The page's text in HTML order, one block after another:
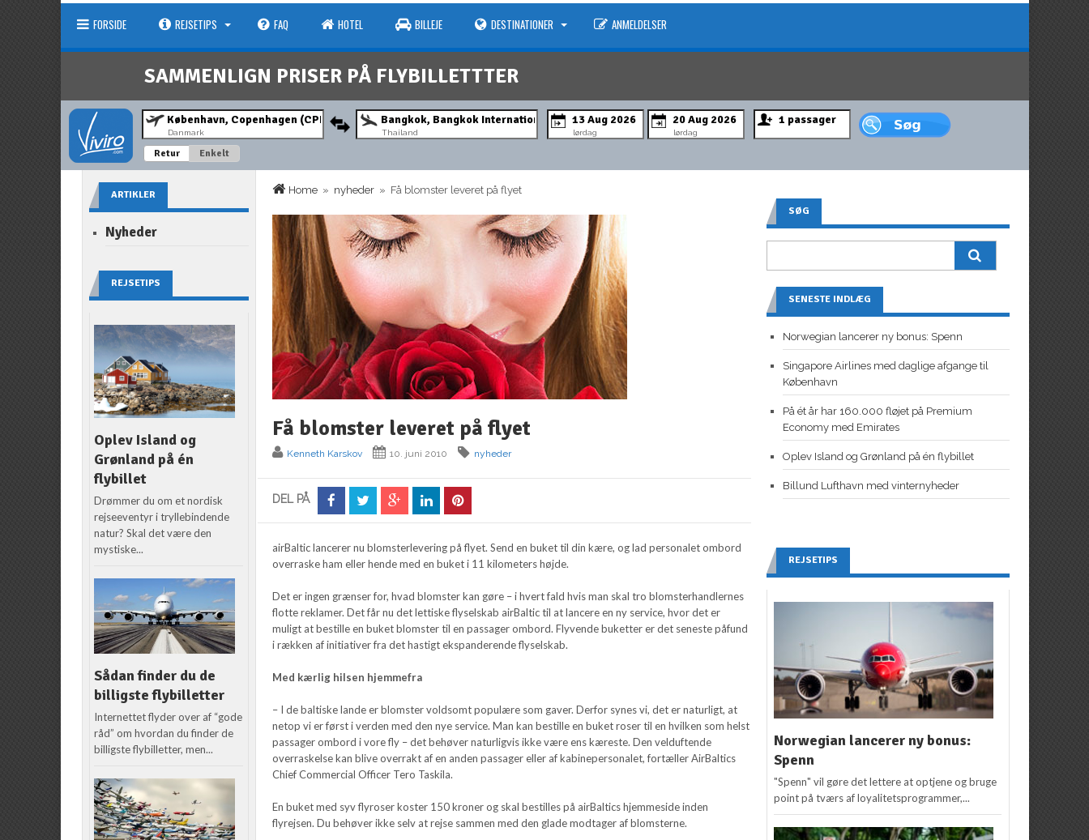
FORSIDE REJSETIPS FAQ HOTEL BILLEJE DESTINATIONER ANMELDELSER
SAMMENLIGN PRISER PÅ FLYBILLETTTER
Danmark Thailand lørdag lørdag
Retur Enkelt
Home » nyheder » Få blomster leveret på flyet
Få blomster leveret på flyet
Kenneth Karskov 10. juni 2010 nyheder
DEL PÅ
airBaltic lancerer nu blomsterlevering på flyet. Send en buket til din kære, og lad personalet ombord
overraske ham eller hende med en buket i 11 kilometers højde.
Det er ingen grænser for, hvad blomster kan gøre – i hvert fald hvis man skal tro blomsterhandlernes
flotte reklamer. Det får nu det lettiske flyselskab airBaltic til at lancere en ny service, hvor det er
muligt at bestille en buket blomster til en passager ombord. Flyvende buketter er det seneste påfund
i rækken af initiativer fra det hastigt ekspanderende flyselskab.
Med kærlig hilsen hjemmefra
– I de baltiske lande er blomster voldsomt populære som gaver. Derfor synes vi, det er naturligt, at
netop vi er først i verden med den nye service. Man kan bestille en buket roser til en hvilken som helst
passager ombord i vore fly – det behøver naturligvis ikke være ens kæreste. Den velduftende
overraskelse kan blive overrakt af en anden passager eller af kabinepersonalet, fortæller AirBaltics
Chief Commercial Officer Tero Taskila.
En buket med syv flyroser koster 150 kroner og skal bestilles på airBaltics hjemmeside inden
flyrejsen. Du behøver ikke selv at rejse sammen med den glade modtager af blomsterne.
ARTIKLER
Nyheder
REJSETIPS
Oplev Island og
Grønland på én
flybillet
Drømmer du om et nordisk
rejseeventyr i tryllebindende
natur? Skal det være den
mystiske...
Sådan finder du de
billigste flybilletter
Internettet flyder over af “gode
råd” om hvordan du finder de
billigste flybilletter, men...
SØG
SENESTE INDLÆG
Norwegian lancerer ny bonus: Spenn
Singapore Airlines med daglige afgange til
København
På ét år har 160.000 fløjet på Premium
Economy med Emirates
Oplev Island og Grønland på én flybillet
Billund Lufthavn med vinternyheder
REJSETIPS
Norwegian lancerer ny bonus:
Spenn
"Spenn" vil gøre det lettere at optjene og bruge
point på tværs af loyalitetsprogrammer,...